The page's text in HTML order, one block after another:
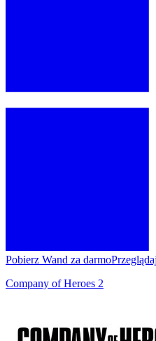
Pobierz Wand za darmo
Company of Heroes 2